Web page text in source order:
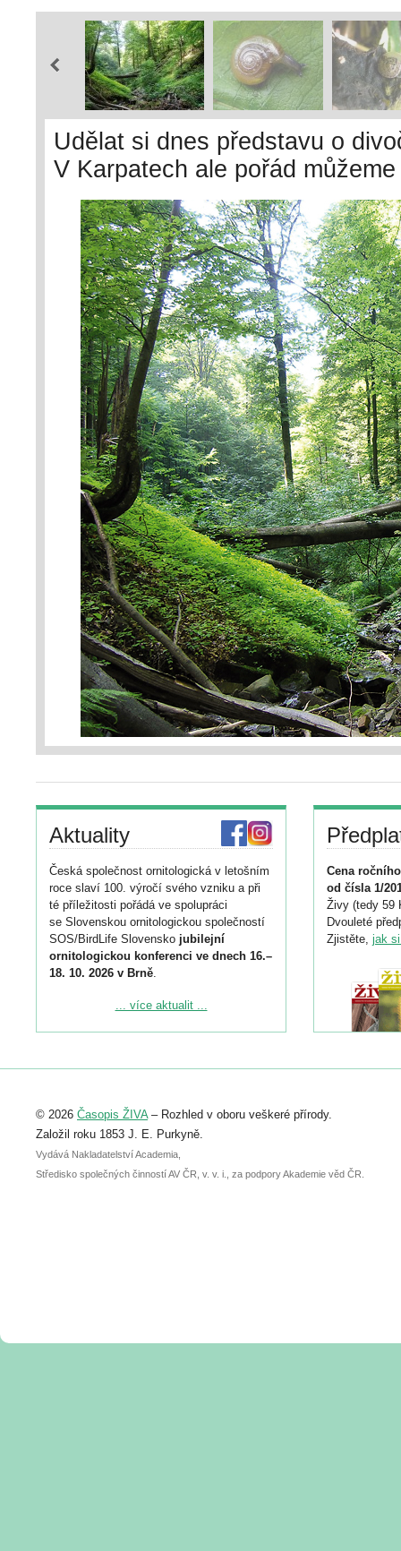
Udělat si dnes představu o
V Karpatech ale pořád
ovlivněna zcela minimálně.
na východě Slovenska. Na
Foto L. Juřičková
Aktuality
Česká společnost ornitologická v letošním
roce slaví 100. výročí svého vzniku a při
té příležitosti pořádá ve spolupráci
se Slovenskou ornitologickou společností
SOS/BirdLife Slovensko jubilejní
ornitologickou konferenci ve dnech 16.–
18. 10. 2026 v Brně.
Podrobnější informace ke konferenci
Registrovat se můžete do 6. září.
abstraktu přihlášené přednášky nebo
posteru je už 30. června.
... více aktualit ...
Cena
od čísla 1/
Živy (tedy 59
Dvouleté
Zjistěte, jak
© 2026 Časopis ŽIVA– Rozhled v oboru veškeré přírody.
Založil roku 1853 J. E. Purkyně.
Vydává Nakladatelství Academia,
Středisko společných činností AV ČR, v. v. i., za podpory Akademie věd ČR.